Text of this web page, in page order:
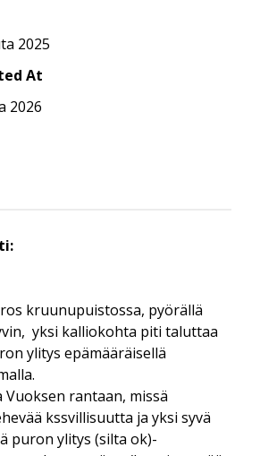
2025
At
2026
kruunupuistossa, pyörällä
yksi kalliokohta piti taluttaa
ylitys epämääräisellä
Vuoksen rantaan, missä
kssvillisuutta ja yksi syvä
puron ylitys (silta ok)-